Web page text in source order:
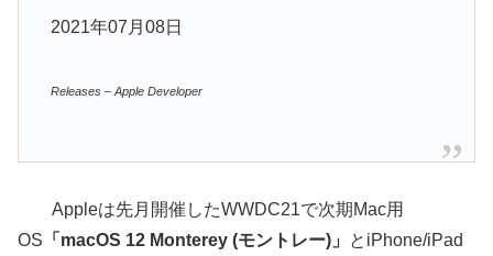
2021年07月08日
Releases – Apple Developer
Appleは先月開催したWWDC21で次期Mac用
OS 「macOS 12 Monterey (モントレー)」 とiPhone/iPad